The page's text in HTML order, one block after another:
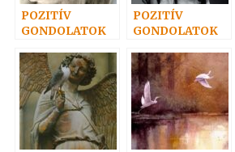
POZITÍV
GONDOLATOK
POZITÍV
GONDOLATOK